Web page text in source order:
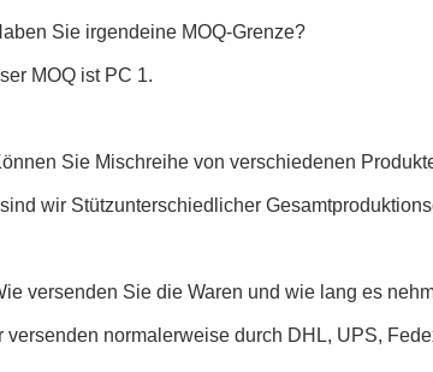
Sie irgendeine MOQ-Grenze?
MOQ ist PC 1.
Sie Mischreihe von verschiedenen
wir Stützunterschiedlicher
versenden Sie die Waren und wie lang es
versenden normalerweise durch DHL, UPS,